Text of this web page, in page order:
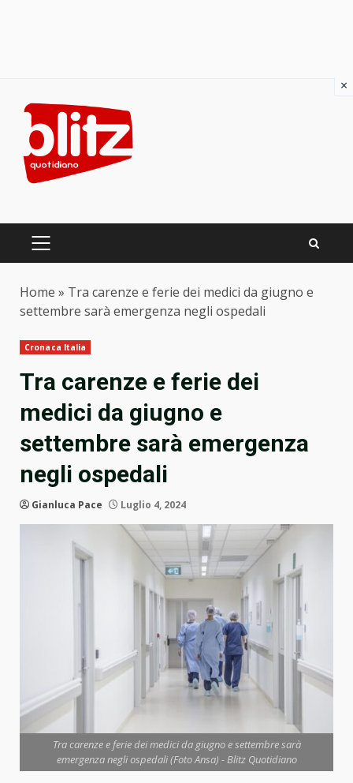
content
PRIMARY
Home » Tra carenze e ferie dei medici da giugno e
settembre sarà emergenza negli ospedali
Cronaca Italia
Tra carenze e ferie dei
medici da giugno e
settembre sarà emergenza
negli ospedali
Gianluca Pace Luglio 4, 2024
Tra carenze e ferie dei medici da giugno e settembre sarà
emergenza negli ospedali (Foto Ansa) - Blitz Quotidiano
×